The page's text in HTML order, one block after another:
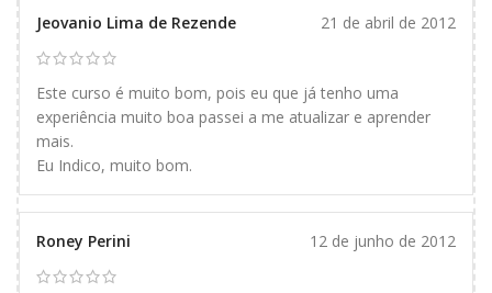
Jeovanio Lima de Rezende 21 de abril de 2012
Este curso é muito bom, pois eu que já tenho uma
experiência muito boa passei a me atualizar e aprender
mais.
Eu Indico, muito bom.
Roney Perini 12 de junho de 2012